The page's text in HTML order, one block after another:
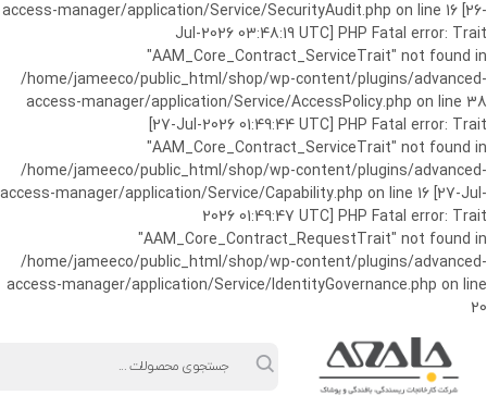
ورود به حساب کاربری